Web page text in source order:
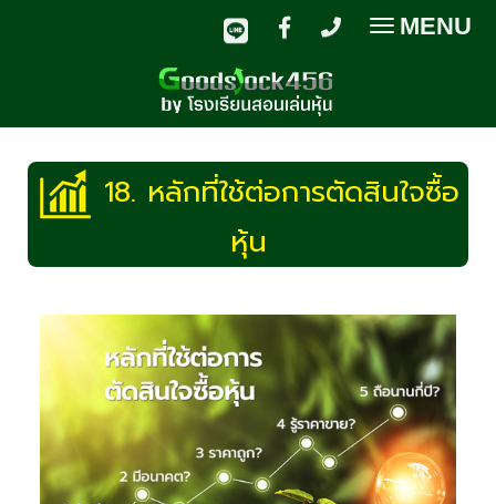
Toggle
MENU
18. หลักที่ใช้ต่อการตัดสินใจซื้อ
หุ้น